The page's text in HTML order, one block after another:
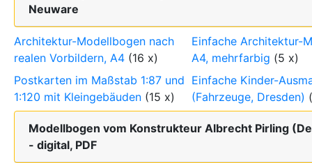
Neuware
Architektur-Modellbogen nach
realen Vorbildern, A4(16 x)
Einfache Architektur-
A4, mehrfarbig (5 x)
Postkarten im Maßstab 1:87 und
1:120 mit Kleingebäuden(15 x)
Einfache Kinder-
(Fahrzeuge, Dresden)
Modellbogen vom Konstrukteur Albrecht Pirling
- digital, PDF